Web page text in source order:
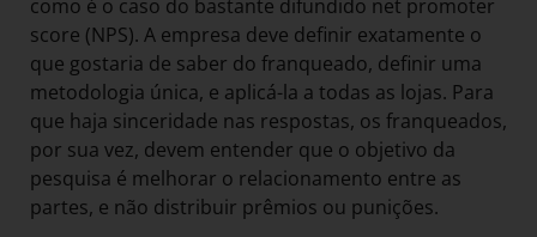
como é o caso do bastante difundido net promoter
score (NPS). A empresa deve definir exatamente o
que gostaria de saber do franqueado, definir uma
metodologia única, e aplicá-la a todas as lojas. Para
que haja sinceridade nas respostas, os franqueados,
por sua vez, devem entender que o objetivo da
pesquisa é melhorar o relacionamento entre as
partes, e não distribuir prêmios ou punições.